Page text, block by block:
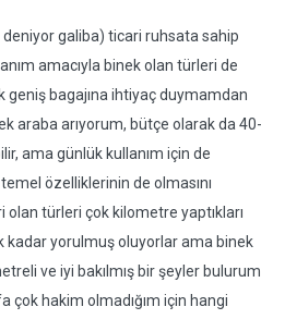
galiba) ticari ruhsata sahip
amacıyla binek olan türleri de
geniş bagajına ihtiyaç duymamdan
araba arıyorum, bütçe olarak da 40-
ama günlük kullanım için de
özelliklerinin de olmasını
türleri çok kilometre yaptıkları
kadar yorulmuş oluyorlar ama binek
ve iyi bakılmış bir şeyler bulurum
çok hakim olmadığım için hangi